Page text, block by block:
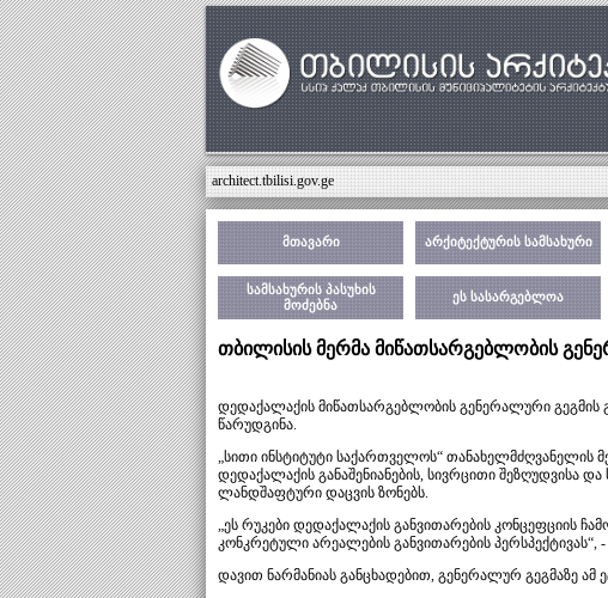
architect.tbilisi.gov.ge
მთავარი არქიტექტურის სამსახური
სამსახურის პასუხის
მოძებნა
ეს სასარგებლოა
თბილისის მერმა მიწათსარგებლობის
დედაქალაქის მიწათსარგებლობის გენერალური გეგმის
წარუდგინა.
„სითი ინსტიტუტი საქართველოს“ თანახელმძღვანელის
დედაქალაქის განაშენიანების, სივრცითი შეზღუდვისა
ლანდშაფტური დაცვის ზონებს.
„ეს რუკები დედაქალაქის განვითარების კონცეფციის
კონკრეტული არეალების განვითარების პერსპექტივას“,
დავით ნარმანიას განცხადებით, გენერალურ გეგმაზე